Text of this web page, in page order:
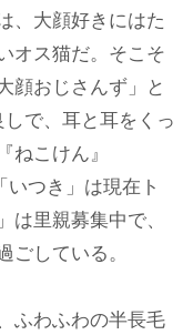
、大顔好きにはた
オス猫だ。そこそ
顔おじさんず」と
で、耳と耳をくっ
こけん』
いつき」は現在ト
里親募集中で、
している。
ふわふわの半長毛